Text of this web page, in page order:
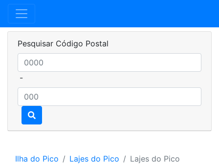
Pesquisar Código Postal
-
Ilha do Pico Lajes do Pico Lajes do Pico